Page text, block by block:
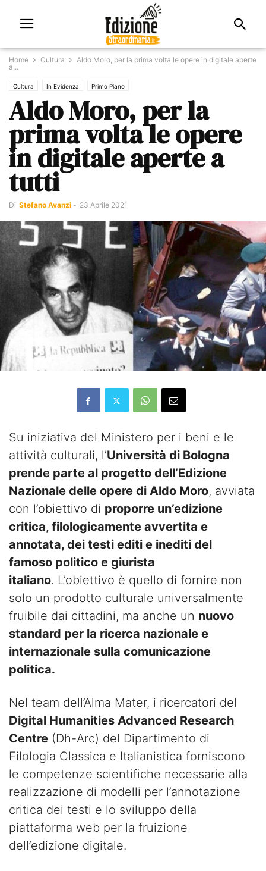
Home Cultura
Aldo Moro, per la prima volta le opere in digitale aperte
a...
Cultura In Evidenza Primo Piano
Aldo Moro, per la
prima volta le opere
in digitale aperte a
tutti
Di Stefano Avanzi - 23 Aprile 2021
Su iniziativa del Ministero per i beni e le
attività culturali, l’Università di Bologna
prende parte al progetto dell’Edizione
Nazionale delle opere di Aldo Moro, avviata
con l’obiettivo di proporre un’edizione
critica, filologicamente avvertita e
annotata, dei testi editi e inediti del
famoso politico e giurista
italiano. L’obiettivo è quello di fornire non
solo un prodotto culturale universalmente
fruibile dai cittadini, ma anche un nuovo
standard per la ricerca nazionale e
internazionale sulla comunicazione
politica.
Nel team dell’Alma Mater, i ricercatori del
Digital Humanities Advanced Research
Centre (Dh-Arc) del Dipartimento di
Filologia Classica e Italianistica forniscono
le competenze scientifiche necessarie alla
realizzazione di modelli per l’annotazione
critica dei testi e lo sviluppo della
piattaforma web per la fruizione
dell’edizione digitale.